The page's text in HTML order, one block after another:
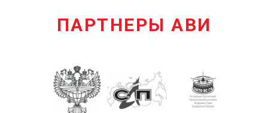
ПАРТНЕРЫ АВИ